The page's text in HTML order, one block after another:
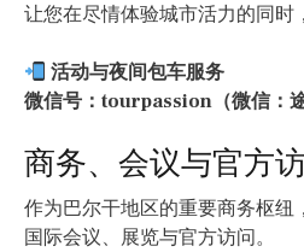
让您在尽情体验城市活力的同时
活动与夜间包车服务
微信号：tourpassion（微信：
商务、会议与官方
作为巴尔干地区的重要商务枢纽
国际会议、展览与官方访问。